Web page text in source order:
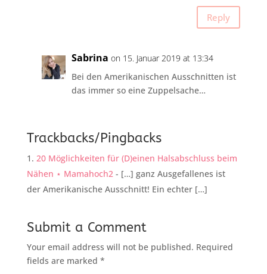
Reply
Sabrina on 15. Januar 2019 at 13:34
Bei den Amerikanischen Ausschnitten ist
das immer so eine Zuppelsache…
Trackbacks/Pingbacks
20 Möglichkeiten für (D)einen Halsabschluss beim
Nähen ⋆ Mamahoch2- […] ganz Ausgefallenes ist
der Amerikanische Ausschnitt! Ein echter […]
Submit a Comment
Your email address will not be published. Required
fields are marked *